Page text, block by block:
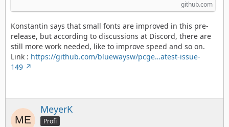
github.com
Konstantin says that small fonts are improved in this pre-
release, but according to discussions at Discord, there are
still more work needed, like to improve speed and so on.
Link : https://github.com/bluewaysw/pcge…atest-issue-
149
MeyerK
Profi